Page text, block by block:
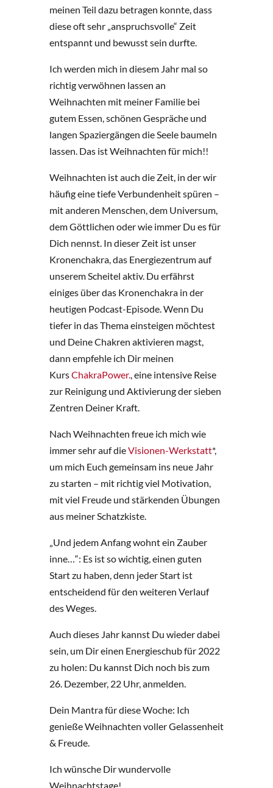
meinen Teil dazu betragen konnte, dass
diese oft sehr „anspruchsvolle“ Zeit
entspannt und bewusst sein durfte.
Ich werden mich in diesem Jahr mal so
richtig verwöhnen lassen an
Weihnachten mit meiner Familie bei
gutem Essen, schönen Gespräche und
langen Spaziergängen die Seele baumeln
lassen. Das ist Weihnachten für mich!!
Weihnachten ist auch die Zeit, in der wir
häufig eine tiefe Verbundenheit spüren –
mit anderen Menschen, dem Universum,
dem Göttlichen oder wie immer Du es für
Dich nennst. In dieser Zeit ist unser
Kronenchakra, das Energiezentrum auf
unserem Scheitel aktiv. Du erfährst
einiges über das Kronenchakra in der
heutigen Podcast-Episode. Wenn Du
tiefer in das Thema einsteigen möchtest
und Deine Chakren aktivieren magst,
dann empfehle ich Dir meinen
KursChakraPower., eine intensive Reise
zur Reinigung und Aktivierung der sieben
Zentren Deiner Kraft.
Nach Weihnachten freue ich mich wie
immer sehr auf dieVisionen-Werkstatt*,
um mich Euch gemeinsam ins neue Jahr
zu starten – mit richtig viel Motivation,
mit viel Freude und stärkenden Übungen
aus meiner Schatzkiste.
„Und jedem Anfang wohnt ein Zauber
inne…“: Es ist so wichtig, einen guten
Start zu haben, denn jeder Start ist
entscheidend für den weiteren Verlauf
des Weges.
Auch dieses Jahr kannst Du wieder dabei
sein, um Dir einen Energieschub für 2022
zu holen: Du kannst Dich noch bis zum
26. Dezember, 22 Uhr, anmelden.
Dein Mantra für diese Woche: Ich
genieße Weihnachten voller Gelassenheit
& Freude.
Ich wünsche Dir wundervolle
Weihnachtstage!